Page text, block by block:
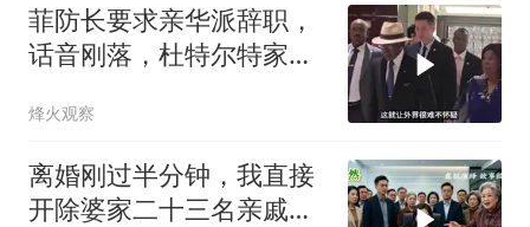
菲防长要求亲华派辞职，
话音刚落，杜特尔特家族
烽火观察
离婚刚过半分钟，我直接
开除婆家二十三名亲戚，